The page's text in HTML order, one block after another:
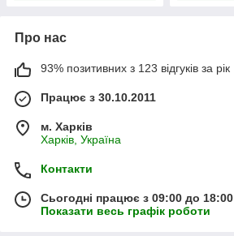
Про нас
93% позитивних з 123 відгуків за рік
Працює з 30.10.2011
м. Харків
Харків, Україна
Контакти
Сьогодні працює з 09:00 до 18:00
Показати весь графік роботи